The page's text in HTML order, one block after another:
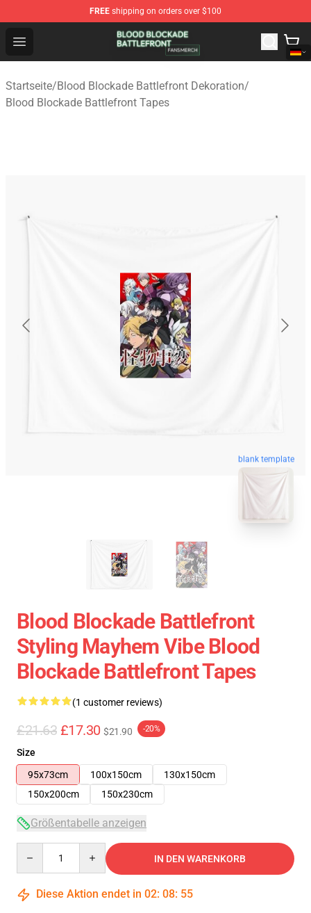
FREE shipping on orders over $100
Open menu
Blood Blockade Battlefront Shop - Official Blood
Startseite/Blood Blockade Battlefront Dekoration/
Blood Blockade Battlefront Tapes
blank template
Blood Blockade Battlefront
Styling Mayhem Vibe Blood
Blockade Battlefront Tapes
(1 customer reviews)
£21.63 £17.30 $21.90 -20%
Size
95x73cm
100x150cm
130x150cm
150x200cm
150x230cm
Größentabelle anzeigen
IN DEN WARENKORB
Diese Aktion endet in 02: 08: 55